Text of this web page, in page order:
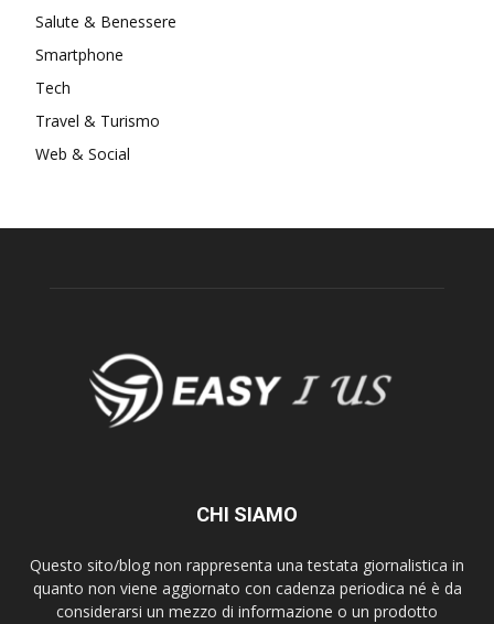
Salute & Benessere
Smartphone
Tech
Travel & Turismo
Web & Social
CHI SIAMO
Questo sito/blog non rappresenta una testata giornalistica in
quanto non viene aggiornato con cadenza periodica né è da
considerarsi un mezzo di informazione o un prodotto